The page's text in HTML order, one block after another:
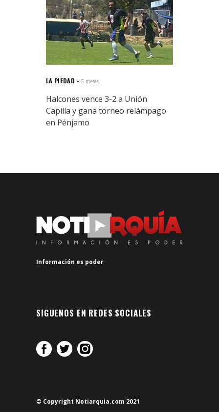
LA PIEDAD 5 meses.
Halcones vence 3-2 a Unión
Capilla y gana torneo relámpago
en Pénjamo
Información es poder
SIGUENOS EN REDES SOCIALES
© Copyright Notiarquia.com 2021